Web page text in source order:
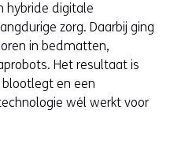
hybride digitale
zorg. Daarbij ging
in bedmatten,
Het resultaat is
en een
wél werkt voor